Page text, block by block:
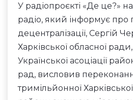
У радіопроєкті «Де це?»
радіо, який інформує про
децентралізації, Сергій
Харківської обласної
Української асоціації
рад, висловив
тримільйонної